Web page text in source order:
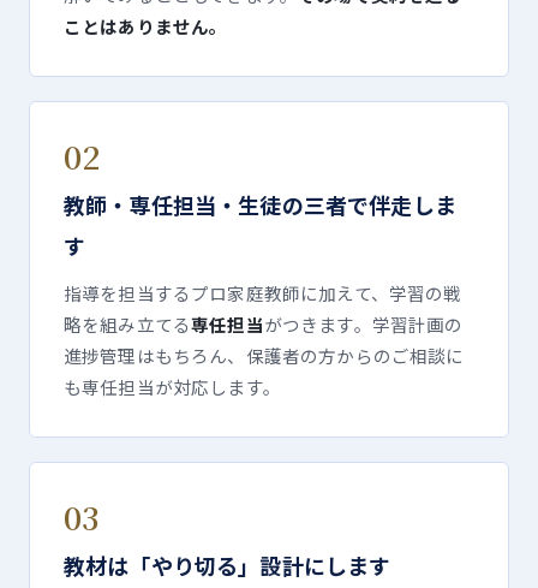
ことはありません。
02
教師・専任担当・生徒の三者で伴走しま
す
指導を担当するプロ家庭教師に加えて、学習の戦
略を組み立てる専任担当がつきます。学習計画の
進捗管理はもちろん、保護者の方からのご相談に
も専任担当が対応します。
03
教材は「やり切る」設計にします